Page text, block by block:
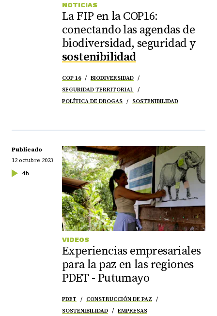
NOTICIAS
La FIP en la COP16:
conectando las agendas de
biodiversidad, seguridad y
sostenibilidad
COP 16
BIODIVERSIDAD
SEGURIDAD TERRITORIAL
POLÍTICA DE DROGAS
SOSTENIBILIDAD
Publicado
12 octubre 2023
4h
VIDEOS
Experiencias empresariales
para la paz en las regiones
PDET - Putumayo
PDET
CONSTRUCCIÓN DE PAZ
SOSTENIBILIDAD
EMPRESAS